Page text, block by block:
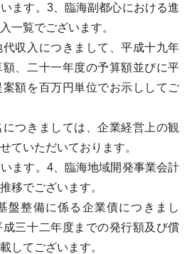
ます。3、臨海副都心における進
一覧でございます。
収入につきまして、平成十九年
、二十一年度の予算額並びに平
額を百万円単位でお示ししてご
つきましては、企業経営上の観
ていただいております。
ます。4、臨海地域開発事業会計
移でございます。
整備に係る企業債につきまし
三十二年度までの発行額及び償
してございます。